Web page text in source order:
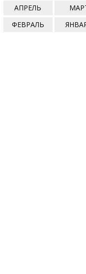
АПРЕЛЬ
ФЕВРАЛЬ